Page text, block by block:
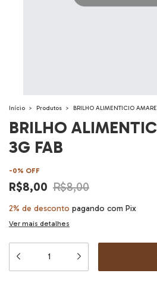
Início > Produtos > BRILHO ALIMENTICIO
BRILHO
3G FAB
-0% OFF
R$8,00 R$8,00
2% de desconto pagando com Pix
Ver mais detalhes